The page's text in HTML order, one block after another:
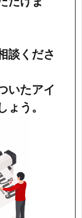
談くださ
いたアイ
う。